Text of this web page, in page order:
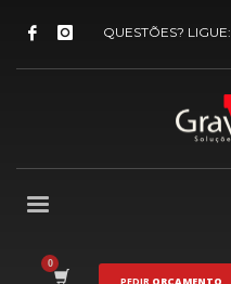
QUESTÕES? LIGUE: